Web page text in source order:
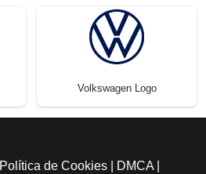
Volkswagen Logo
Política de Cookies DMCA